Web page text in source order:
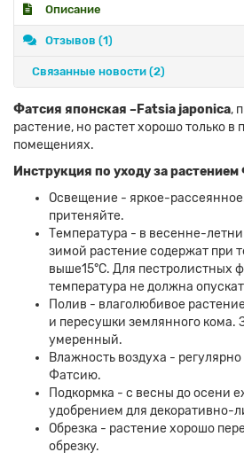
Описание
Отзывов (1)
Связанные новости (2)
Фатсия японская –Fatsia japonica,
растение, но растет хорошо только в
помещениях.
Инструкция по уходу за растением
Освещение - яркое-
притеняйте.
Температура - в весенне-
зимой растение содержат при
выше15°C. Для пестролистных
температура не должна
Полив - влаголюбивое
и пересушки землянного кома.
умеренный.
Влажность воздуха -
Фатсию.
Подкормка - с весны до осени
удобрением для декоративно-
Обрезка - растение хорошо
обрезку.